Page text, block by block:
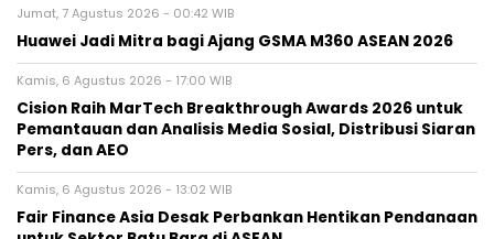
Jumat, 7 Agustus 2026 - 00:42 WIB
Huawei Jadi Mitra bagi Ajang GSMA M360 ASEAN 2026
Kamis, 6 Agustus 2026 - 17:00 WIB
Cision Raih MarTech Breakthrough Awards 2026 untuk
Pemantauan dan Analisis Media Sosial, Distribusi Siaran
Pers, dan AEO
Kamis, 6 Agustus 2026 - 13:02 WIB
Fair Finance Asia Desak Perbankan Hentikan Pendanaan